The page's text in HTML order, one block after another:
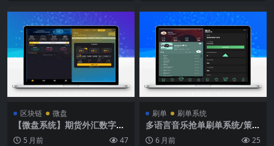
区块链 微盘
【微盘系统】期货外汇数字货
币MT4微盘全功能版
5 月前 47
刷单 刷单系统
多语言音乐抢单刷单系统/策略
定制/任务分配
6 月前 25